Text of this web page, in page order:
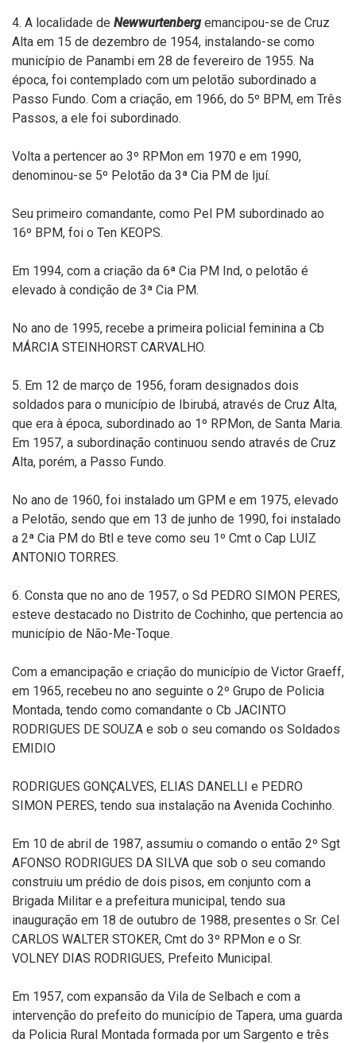
4. A localidade de Newwurtenbergemancipou-se de Cruz
Alta em 15 de dezembro de 1954, instalando-se como
município de Panambi em 28 de fevereiro de 1955. Na
época, foi contemplado com um pelotão subordinado a
Passo Fundo. Com a criação, em 1966, do 5º BPM, em Três
Passos, a ele foi subordinado.
Volta a pertencer ao 3º RPMon em 1970 e em 1990,
denominou-se 5º Pelotão da 3ª Cia PM de Ijuí.
Seu primeiro comandante, como Pel PM subordinado ao
16º BPM, foi o Ten KEOPS.
Em 1994, com a criação da 6ª Cia PM Ind, o pelotão é
elevado à condição de 3ª Cia PM.
No ano de 1995, recebe a primeira policial feminina a Cb
MÁRCIA STEINHORST CARVALHO.
5. Em 12 de março de 1956, foram designados dois
soldados para o município de Ibirubá, através de Cruz Alta,
que era à época, subordinado ao 1º RPMon, de Santa Maria.
Em 1957, a subordinação continuou sendo através de Cruz
Alta, porém, a Passo Fundo.
No ano de 1960, foi instalado um GPM e em 1975, elevado
a Pelotão, sendo que em 13 de junho de 1990, foi instalado
a 2ª Cia PM do Btl e teve como seu 1º Cmt o Cap LUIZ
ANTONIO TORRES.
6. Consta que no ano de 1957, o Sd PEDRO SIMON PERES,
esteve destacado no Distrito de Cochinho, que pertencia ao
município de Não-Me-Toque.
Com a emancipação e criação do município de Victor Graeff,
em 1965, recebeu no ano seguinte o 2º Grupo de Policia
Montada, tendo como comandante o Cb JACINTO
RODRIGUES DE SOUZA e sob o seu comando os Soldados
EMIDIO
RODRIGUES GONÇALVES, ELIAS DANELLI e PEDRO
SIMON PERES, tendo sua instalação na Avenida Cochinho.
Em 10 de abril de 1987, assumiu o comando o então 2º Sgt
AFONSO RODRIGUES DA SILVA que sob o seu comando
construiu um prédio de dois pisos, em conjunto com a
Brigada Militar e a prefeitura municipal, tendo sua
inauguração em 18 de outubro de 1988, presentes o Sr. Cel
CARLOS WALTER STOKER, Cmt do 3º RPMon e o Sr.
VOLNEY DIAS RODRIGUES, Prefeito Municipal.
Em 1957, com expansão da Vila de Selbach e com a
intervenção do prefeito do município de Tapera, uma guarda
da Policia Rural Montada formada por um Sargento e três